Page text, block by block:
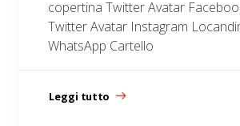
copertina Twitter Avatar
Twitter Avatar Instagram
WhatsApp Cartello
Leggi tutto